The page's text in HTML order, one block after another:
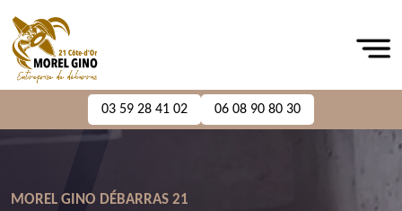
03 59 28 41 02 06 08 90 80 30
MOREL GINO DÉBARRAS 21